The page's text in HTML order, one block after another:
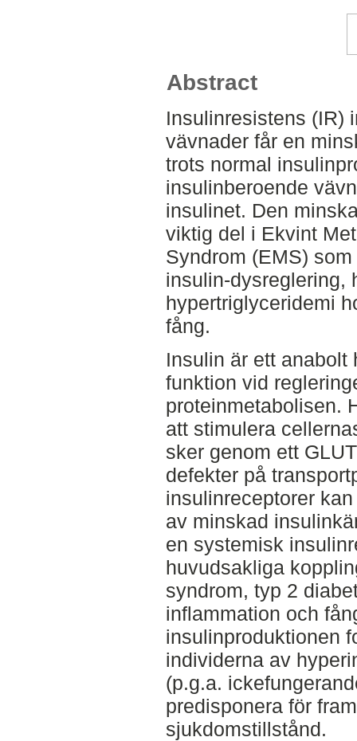
Abstract
Insulinresistens (IR)
vävnader får en
trots normal
insulinberoende
insulinet. Den
viktig del i Ekvint
Syndrom (EMS)
insulin-dysreglering,
hypertriglyceridemi
fång.
Insulin är ett anabolt
funktion vid
proteinmetabolisen.
att stimulera
sker genom ett
defekter på
insulinreceptorer
av minskad
en systemisk
huvudsakliga
syndrom, typ 2
inflammation och
insulinproduktionen
individerna av
(p.g.a.
predisponera för
sjukdomstillstånd.